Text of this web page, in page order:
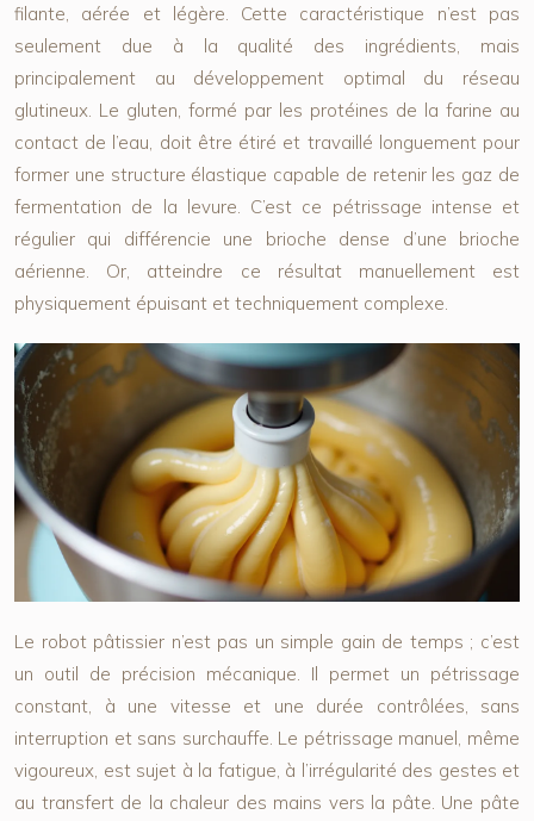
filante, aérée et légère. Cette caractéristique n’est pas
seulement due à la qualité des ingrédients, mais
principalement au développement optimal du réseau
glutineux . Le gluten, formé par les protéines de la farine au
contact de l’eau, doit être étiré et travaillé longuement pour
former une structure élastique capable de retenir les gaz de
fermentation de la levure. C’est ce pétrissage intense et
régulier qui différencie une brioche dense d’une brioche
aérienne. Or, atteindre ce résultat manuellement est
physiquement épuisant et techniquement complexe.
Le robot pâtissier n’est pas un simple gain de temps ; c’est
un outil de précision mécanique. Il permet un pétrissage
constant, à une vitesse et une durée contrôlées, sans
interruption et sans surchauffe. Le pétrissage manuel, même
vigoureux, est sujet à la fatigue, à l’irrégularité des gestes et
au transfert de la chaleur des mains vers la pâte. Une pâte